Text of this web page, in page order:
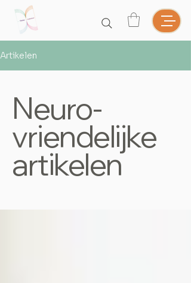
Artikelen
Neuro-
vriendelijke
artikelen